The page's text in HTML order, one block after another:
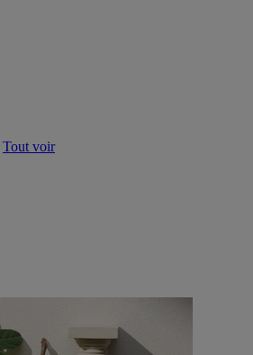
Tout voir